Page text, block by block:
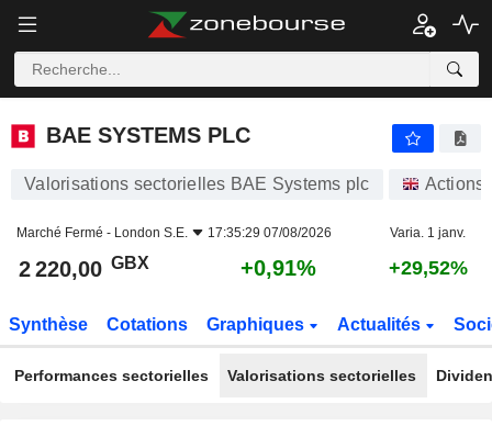
BAE SYSTEMS PLC
BAE SYSTEMS PLC
Valorisations sectorielles BAE Systems plc Actions
Marché Fermé - London S.E. 17:35:29 07/08/2026 Varia. 1 janv.
2 220,00 GBX +0,91% +29,52%
Synthèse Cotations Graphiques Actualités
Performances sectorielles Valorisations sectorielles